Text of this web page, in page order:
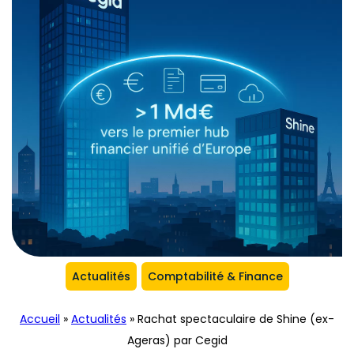
Actualités Comptabilité & Finance
Accueil » Actualités » Rachat spectaculaire de Shine (ex-
Ageras) par Cegid